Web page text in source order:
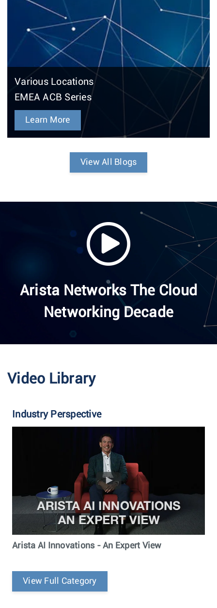
Various Locations
EMEA ACB Series
Learn More
View All Blogs
Arista Networks The Cloud
Networking Decade
Video Library
Industry Perspective
Arista AI Innovations - An Expert View
View Full Category